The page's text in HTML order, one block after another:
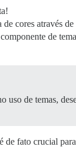
de cores através
de
uso de temas,
de fato crucial